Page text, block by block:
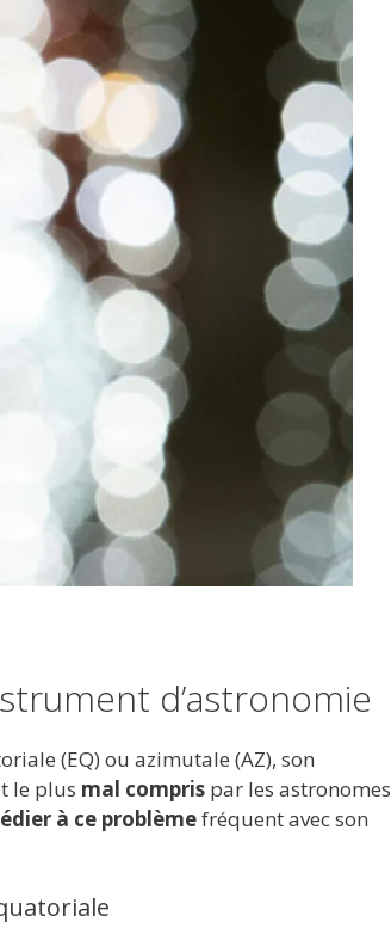
d’astronomie
(EQ) ou azimutale (AZ), son
le plus mal compris par les astronomes
à ce problèmefréquent avec son